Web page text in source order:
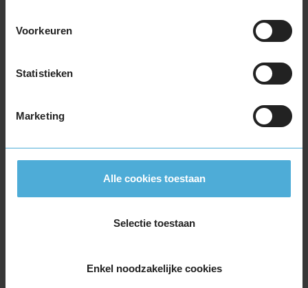
Voorkeuren
Statistieken
Marketing
Alle cookies toestaan
Selectie toestaan
Enkel noodzakelijke cookies
225/40R19 93W EXTRALOAD
235/40R19 96V EXTRALOAD
235/45R19 99T EXTRALOAD
235/50R19 103V EXTRALOAD
235/55R19 101T EXTRALOAD